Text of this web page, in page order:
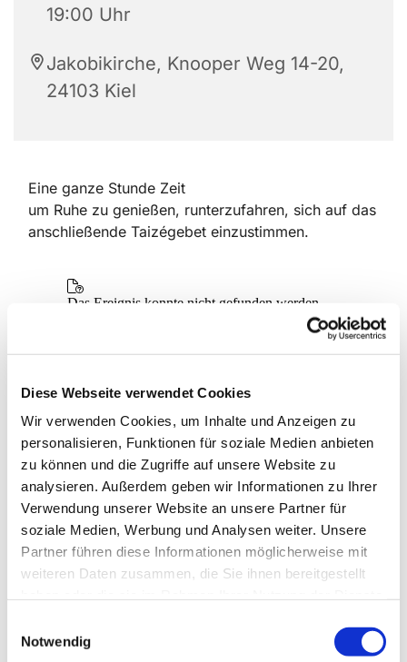
Diese Webseite verwendet Cookies
Wir verwenden Cookies, um Inhalte und Anzeigen zu
personalisieren, Funktionen für soziale Medien anbieten
zu können und die Zugriffe auf unsere Website zu
analysieren. Außerdem geben wir Informationen zu Ihrer
Verwendung unserer Website an unsere Partner für
soziale Medien, Werbung und Analysen weiter. Unsere
Partner führen diese Informationen möglicherweise mit
weiteren Daten zusammen, die Sie ihnen bereitgestellt
Notwendig
19:00 Uhr
Jakobikirche, Knooper Weg 14-20,
24103 Kiel
Eine ganze Stunde Zeit
um Ruhe zu genießen, runterzufahren, sich auf das
anschließende Taizégebet einzustimmen.
Dies könnte Sie auch